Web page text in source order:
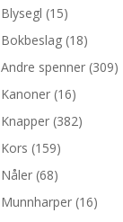
Blysegl (15)
Bokbeslag (18)
Andre spenner (309)
Kanoner (16)
Knapper (382)
Kors (159)
Nåler (68)
Munnharper (16)